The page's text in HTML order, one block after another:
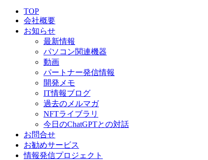
TOP
会社概要
お知らせ
最新情報
パソコン関連機器
動画
パートナー発信情報
開発メモ
IT情報ブログ
過去のメルマガ
NFTライブラリ
今日のChatGPTとの対話
お問合せ
お勧めサービス
情報発信プロジェクト